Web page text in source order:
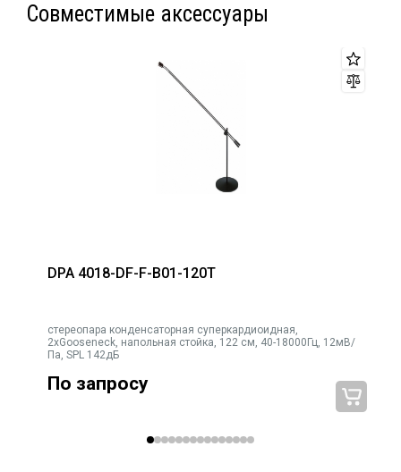
Совместимые аксессуары
DPA 4018-DF-F-B01-120T
стереопара конденсаторная суперкардиоидная,
2хGooseneck, напольная стойка, 122 см, 40-18000Гц, 12мВ/
Па, SPL 142дБ
По запросу